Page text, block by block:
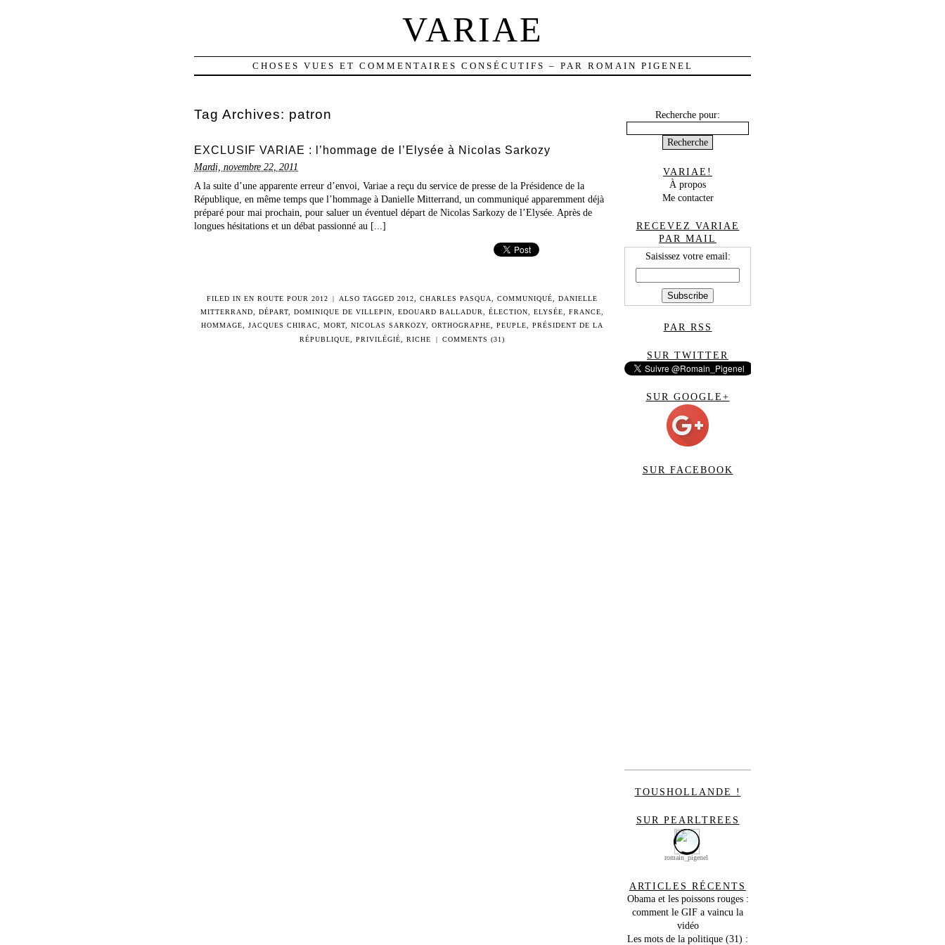
VARIAE
CHOSES VUES ET COMMENTAIRES CONSÉCUTIFS – PAR ROMAIN PIGENEL
Tag Archives: patron
EXCLUSIF VARIAE : l’hommage de l’Elysée à Nicolas Sarkozy
Mardi, novembre 22, 2011
A la suite d’une apparente erreur d’envoi, Variae a reçu du service de presse de la Présidence de la
République, en même temps que l’hommage à Danielle Mitterrand, un communiqué apparemment déjà
préparé pour mai prochain, pour saluer un éventuel départ de Nicolas Sarkozy de l’Elysée. Après de
longues hésitations et un débat passionné au [...]
FILED IN EN ROUTE POUR 2012 | ALSO TAGGED2012 ,CHARLES PASQUA ,COMMUNIQUÉ ,DANIELLE
MITTERRAND
DÉPART DOMINIQUE DE VILLEPIN EDOUARD BALLADUR ÉLECTION ELYSÉE FRANCE
HOMMAGE
JACQUES CHIRAC MORT NICOLAS SARKOZY ORTHOGRAPHE PEUPLE
PRÉSIDENT DE LA
RÉPUBLIQUE
,PRIVILÉGIÉ ,RICHE | COMMENTS (31)
Recherche pour:
VARIAE!
À propos
Me contacter
RECEVEZ VARIAE
PAR MAIL
Saisissez votre email:
PAR RSS
SUR TWITTER
SUR GOOGLE+
SUR FACEBOOK
TOUSHOLLANDE !
SUR PEARLTREES
romain_pigenel
ARTICLES RÉCENTS
Obama et les poissons rouges :
comment le GIF a vaincu la
vidéo
Les mots de la politique (31) :